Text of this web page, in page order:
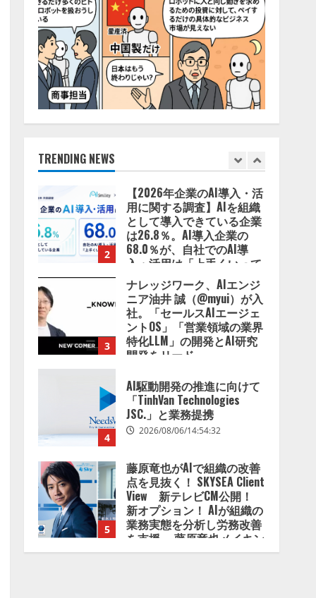
TRENDING NEWS
5
藤原竜也がAIで組織の改善
点を見抜く！ SKYSEA Client
View 新テレビCM公開！
新オプション！ AIが組織の
業務実態を分析し労務改善
を支援。 藤原竜也メイキン
グ動画公開 「もしAIが自分
を分析したら、すぐ休めと
言われる自信がある」「昨
1
lmessage、MCP接続機能を
強化し、AIから設定操作で
2
【2026年企業のAI導入・活
用に関する調査】AIを組織
として導入できている企業
は26.8％。AI導入企業の
68.0％が、自社でのAI導
入・活用は「上手くいって
いる」と回答
2026/08/07/13:53:50
3
ナレッジワーク、AIエンジ
ニア油井 誠（@myui）が入
社。「セールスAIエージェ
ントOS」「営業領域の業界
特化LLM」の開発とAI研究
開発をリード
4
AI駆動開発の推進に向けて
「TinhVan Technologies
JSC.」と業務提携
2026/08/06/14:54:32
5
藤原竜也がAIで組織の改善
点を見抜く！ SKYSEA Client
View 新テレビCM公開！
新オプション！ AIが組織の
業務実態を分析し労務改善
を支援。 藤原竜也メイキン
グ動画公開 「もしAIが自分